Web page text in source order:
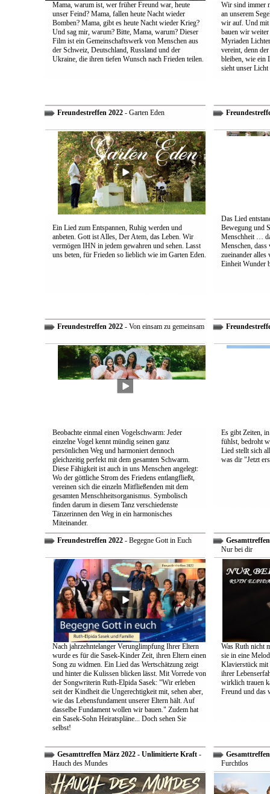
Mama, warum ist, wer früher Freund war, heute
unser Feind? Mama, fallen heute Nacht wieder
Bomben? Mama, gibt es heute Nacht wieder Krieg?
Und sag mir, warum? Bitte, Mama, warum? Dieser
Film ist ein Gemeinschaftswerk von Menschen aus
der Schweiz, Deutschland, Russland und der
Ukraine, die ihren tiefen Wunsch nach Frieden teilen.
Wir sind immer
an unserem
wir auf. Und mit
bauen wir
Myriaden
vereint, denn
bleiben, wie ein
sieht unser
Freundestreffen 2022- Garten Eden
Ein Lied zum Entspannen, Ruhig werden und
anbeten. Gott ist Alles, Der Atem, das Leben. Wir
vermögen IHN in jedem gewahren und sehen. Lasst
uns beten, für Frieden so lieblich wie im Garten Eden.
Das Lied
Bewegung und
Menschheit …
Menschen,
zueinander alles
Einheit Wunder
Freundestreffen 2022- Von einsam zu gemeinsam
Beobachte einmal einen Vogelschwarm: Jeder
einzelne Vogel kennt mündig seinen ganz
persönlichen Weg und harmoniert dennoch
gleichzeitig perfekt mit dem gesamten Schwarm.
Diese Fähigkeit ist auch in uns Menschen angelegt:
Wo der göttliche Strom des Friedens entlangfließt,
vereinen sich die einzeln Mitfließenden mit dem
gesamten Menschheitsorganismus. Symbolisch
finden darum in diesem Tanz verschiedenste
Tänzerinnen den Weg in ein harmonisches
Miteinander.
Es gibt Zeiten,
fühlst, bedroht
Lied stellt sich
was dir "Jetzt
Freundestreffen 2022- Begegne Gott in Euch
Nach jahrzehntelanger Verunglimpfung Ihrer Eltern
wurde es für die Sasek-Kinder Zeit, ihren Eltern einen
Song zu widmen. Ein Lied das Wertschätzung zeigt
und hinter die Kulissen blicken lässt. Mit Vorrede von
der Songwriterin Ruth-Elpida Sasek: "Wir erleben
seit der Kindheit die Ungerechtigkeit mit, sehen aber,
wie das Lebensfundament unserer Eltern hält. Auf
dasselbe Fundament wollen wir bauen." Zudem hat
ein Sasek-Sohn Heiratspläne... Doch sehen Sie
selbst!
Nur bei dir
Was Ruth nicht
sie in eine
Klavierstück mit
ihrer
wirklich trauen
Freund und das
Gesamttreffen März 2022 - Unlimitierte Kraft -
Hauch des Mundes
Furchtlos